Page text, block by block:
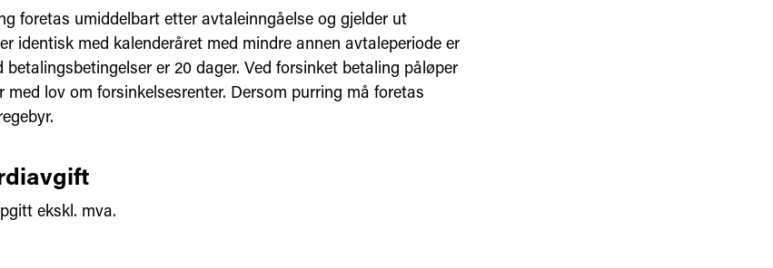
foretas umiddelbart etter avtaleinngåelse og gjelder ut
identisk med kalenderåret med mindre annen avtaleperiode er
er 20 dager. Ved forsinket betaling påløper
med lov om forsinkelsesrenter. Dersom purring må foretas
ekskl. mva.